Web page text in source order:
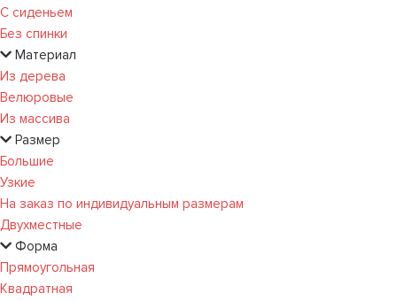
С сиденьем
Без спинки
Материал
Из дерева
Велюровые
Из массива
Размер
Большие
Узкие
На заказ по индивидуальным размерам
Двухместные
Форма
Прямоугольная
Квадратная